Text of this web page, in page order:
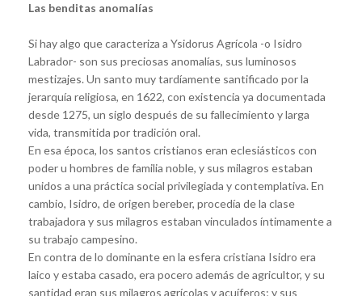
Las benditas anomalías
Si hay algo que caracteriza a Ysidorus Agrícola -o Isidro
Labrador- son sus preciosas anomalías, sus luminosos
mestizajes. Un santo muy tardíamente santificado por la
jerarquía religiosa, en 1622, con existencia ya documentada
desde 1275, un siglo después de su fallecimiento y larga
vida, transmitida por tradición oral.
En esa época, los santos cristianos eran eclesiásticos con
poder u hombres de familia noble, y sus milagros estaban
unidos a una práctica social privilegiada y contemplativa. En
cambio, Isidro, de origen bereber, procedía de la clase
trabajadora y sus milagros estaban vinculados íntimamente a
su trabajo campesino.
En contra de lo dominante en la esfera cristiana Isidro era
laico y estaba casado, era pocero además de agricultor, y su
santidad eran sus milagros agrícolas y acuíferos; y sus